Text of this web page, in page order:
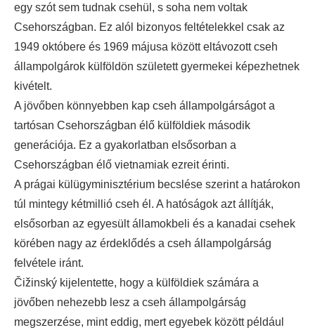
egy szót sem tudnak csehül, s soha nem voltak
Csehországban. Ez alól bizonyos feltételekkel csak az
1949 októbere és 1969 májusa között eltávozott cseh
állampolgárok külföldön született gyermekei képezhetnek
kivételt.
A jövőben könnyebben kap cseh állampolgárságot a
tartósan Csehországban élő külföldiek második
generációja. Ez a gyakorlatban elsősorban a
Csehországban élő vietnamiak ezreit érinti.
A prágai külügyminisztérium becslése szerint a határokon
túl mintegy kétmillió cseh él. A hatóságok azt állítják,
elsősorban az egyesült államokbeli és a kanadai csehek
körében nagy az érdeklődés a cseh állampolgárság
felvétele iránt.
Čižinský kijelentette, hogy a külföldiek számára a
jövőben nehezebb lesz a cseh állampolgárság
megszerzése, mint eddig, mert egyebek között például